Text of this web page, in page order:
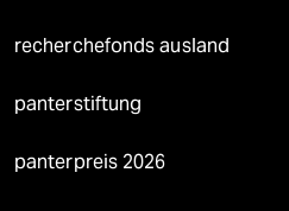
recherchefonds ausland
panterstiftung
panterpreis 2026